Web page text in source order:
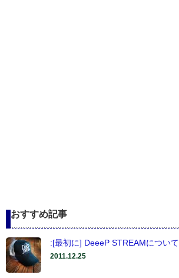
おすすめ記事
:[最初に] DeeeP STREAMについて
2011.12.25